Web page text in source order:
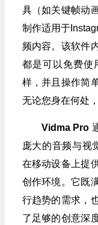
具（如关键帧动
制作适用于
频内容。该软件
都是可以免费使
样，并且操作简
无论您身在何处
Vidma Pro
庞大的音频与视
在移动设备上提
创作环境。它既
行趋势的需求，
了足够的创意深